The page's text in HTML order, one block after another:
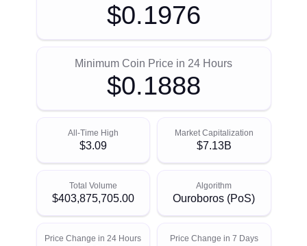
$0.1976
Minimum Coin Price in 24 Hours
$0.1888
All-Time High
$3.09
Market Capitalization
$7.13B
Total Volume
$403,875,705.00
Algorithm
Ouroboros (PoS)
Price Change in 24 Hours Price Change in 7 Days